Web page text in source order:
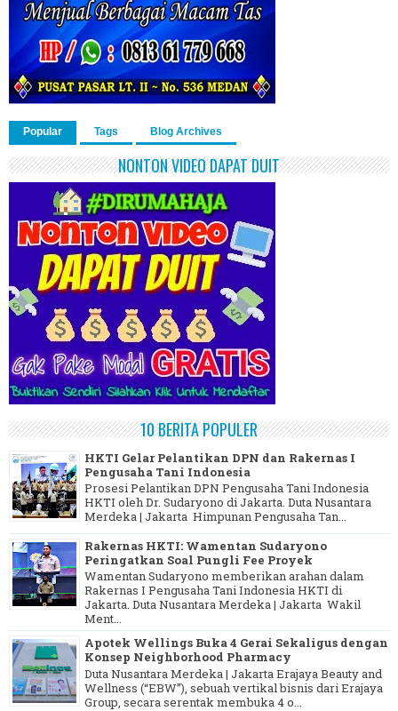
Popular Tags Blog Archives
NONTON VIDEO DAPAT DUIT
10 BERITA POPULER
HKTI Gelar Pelantikan DPN dan Rakernas I
Pengusaha Tani Indonesia
Prosesi Pelantikan DPN Pengusaha Tani Indonesia
HKTI oleh Dr. Sudaryono di Jakarta. Duta Nusantara
Merdeka | Jakarta Himpunan Pengusaha Tan...
Rakernas HKTI: Wamentan Sudaryono
Peringatkan Soal Pungli Fee Proyek
Wamentan Sudaryono memberikan arahan dalam
Rakernas I Pengusaha Tani Indonesia HKTI di
Jakarta. Duta Nusantara Merdeka | Jakarta Wakil
Ment...
Apotek Wellings Buka 4 Gerai Sekaligus dengan
Konsep Neighborhood Pharmacy
Duta Nusantara Merdeka | Jakarta Erajaya Beauty and
Wellness (“EBW”), sebuah vertikal bisnis dari Erajaya
Group, secara serentak membuka 4 o...